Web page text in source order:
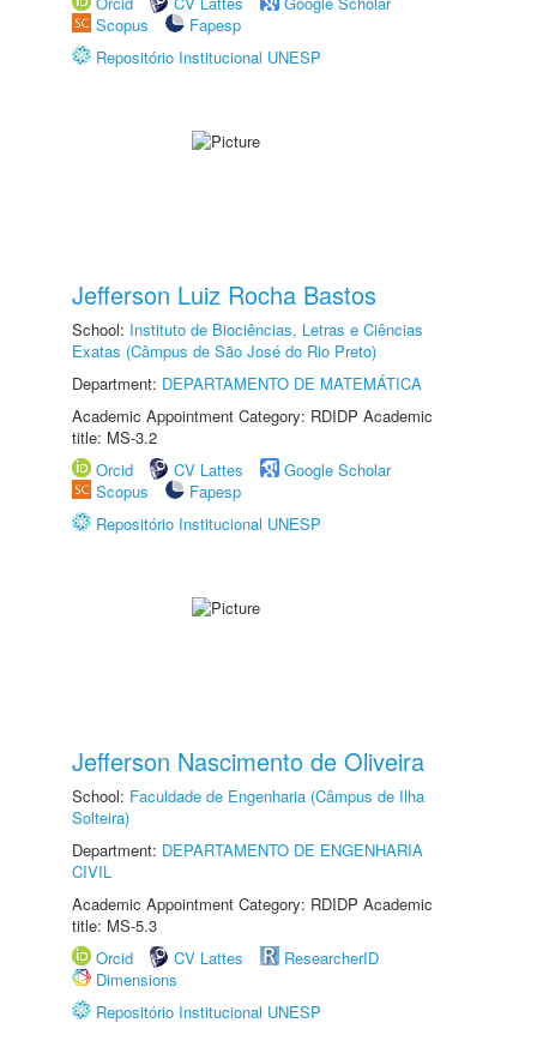
Scopus
Fapesp
Repositório Institucional UNESP
Jefferson Luiz Rocha Bastos
School: Instituto de Biociências, Letras e Ciências
Exatas (Câmpus de São José do Rio Preto)
Department: DEPARTAMENTO DE MATEMÁTICA
Academic Appointment Category: RDIDP Academic
title: MS-3.2
Orcid
CV Lattes
Google Scholar
Scopus
Fapesp
Repositório Institucional UNESP
Jefferson Nascimento de Oliveira
School: Faculdade de Engenharia (Câmpus de Ilha
Solteira)
Department: DEPARTAMENTO DE ENGENHARIA
CIVIL
Academic Appointment Category: RDIDP Academic
title: MS-5.3
Orcid
CV Lattes
ResearcherID
Dimensions
Repositório Institucional UNESP